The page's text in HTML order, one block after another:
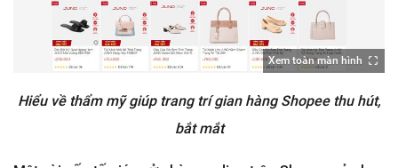
Xem toàn màn hình
Hiểu về thẩm mỹ giúp trang trí gian hàng Shopee thu hút,
bắt mắt